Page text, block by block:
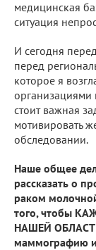
медицинская
ситуация
И сегодня
перед
которое я
стоит важная
мотивировать
обследовании.
Наше общее
рассказать о
раком
того, чтобы
НАШЕЙ
маммографию и